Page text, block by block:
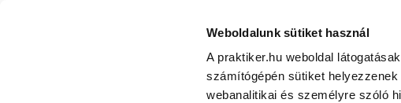
Weboldalunk sütiket használ
A praktiker.hu weboldal
számítógépén sütiket
webanalitikai és személyre szóló